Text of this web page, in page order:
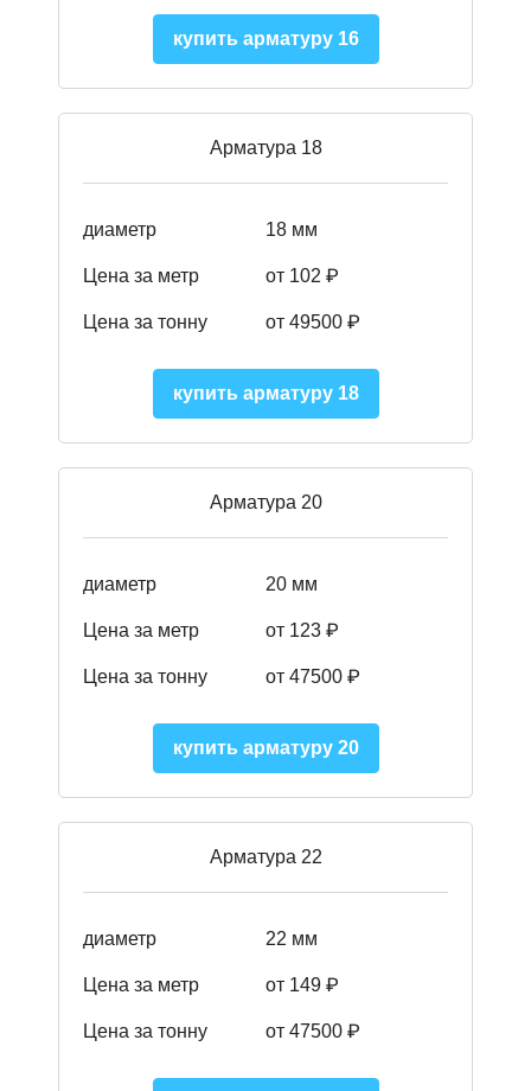
купить арматуру 16
Арматура 18
диаметр 18 мм
Цена за метр от 102 ₽
Цена за тонну от 49500 ₽
купить арматуру 18
Арматура 20
диаметр 20 мм
Цена за метр от 123 ₽
Цена за тонну от 47500 ₽
купить арматуру 20
Арматура 22
диаметр 22 мм
Цена за метр от 149 ₽
Цена за тонну от 47500 ₽